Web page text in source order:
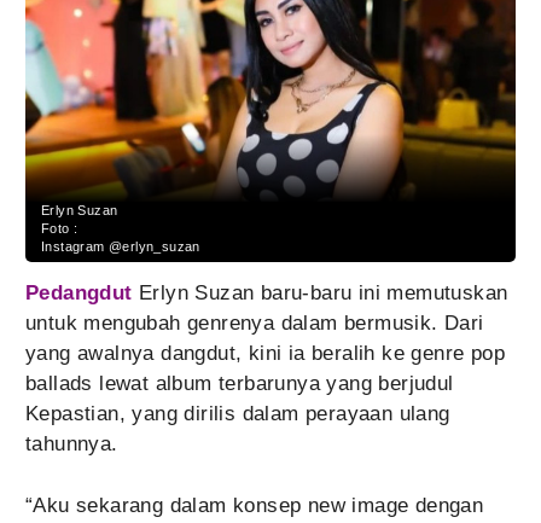
Erlyn Suzan
Foto :
Instagram @erlyn_suzan
Pedangdut Erlyn Suzan baru-baru ini memutuskan
untuk mengubah genrenya dalam bermusik. Dari
yang awalnya dangdut, kini ia beralih ke genre pop
ballads lewat album terbarunya yang berjudul
Kepastian, yang dirilis dalam perayaan ulang
tahunnya.
“Aku sekarang dalam konsep new image dengan